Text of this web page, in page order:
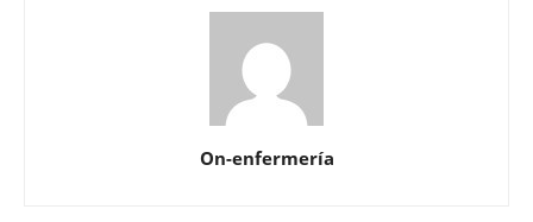
On-enfermería